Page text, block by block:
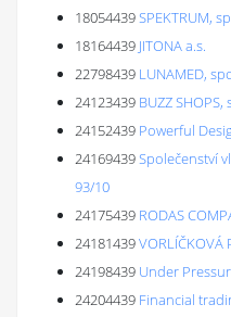
18054439SPEKTRUM,
18164439 JITONA a.s.
22798439 LUNAMED,
24123439 BUZZ SHOPS,
24152439 Powerful
24169439Společenství
93/10
24175439 RODAS
24181439VORLÍČKOVÁ
24198439 Under
24204439 Financial